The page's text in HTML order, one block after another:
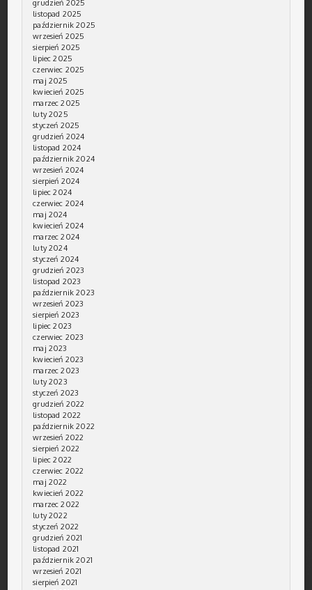
grudzień 2025
listopad 2025
październik 2025
wrzesień 2025
sierpień 2025
lipiec 2025
czerwiec 2025
maj 2025
kwiecień 2025
marzec 2025
luty 2025
styczeń 2025
grudzień 2024
listopad 2024
październik 2024
wrzesień 2024
sierpień 2024
lipiec 2024
czerwiec 2024
maj 2024
kwiecień 2024
marzec 2024
luty 2024
styczeń 2024
grudzień 2023
listopad 2023
październik 2023
wrzesień 2023
sierpień 2023
lipiec 2023
czerwiec 2023
maj 2023
kwiecień 2023
marzec 2023
luty 2023
styczeń 2023
grudzień 2022
listopad 2022
październik 2022
wrzesień 2022
sierpień 2022
lipiec 2022
czerwiec 2022
maj 2022
kwiecień 2022
marzec 2022
luty 2022
styczeń 2022
grudzień 2021
listopad 2021
październik 2021
wrzesień 2021
sierpień 2021